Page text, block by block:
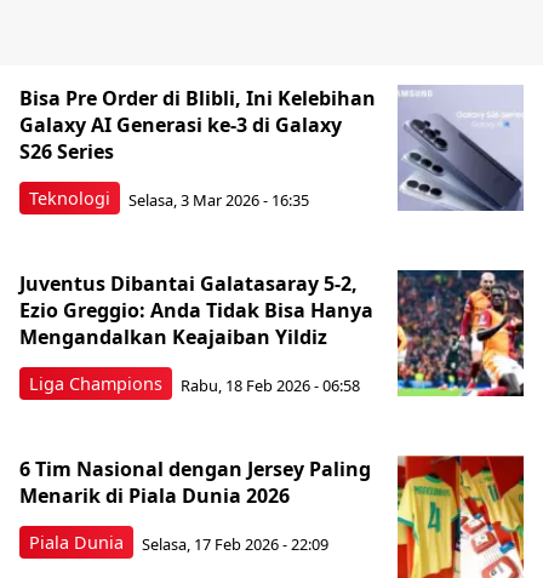
Teknologi
Bisa Pre Order di Blibli, Ini Kelebihan
Galaxy AI Generasi ke-3 di Galaxy
S26 Series
Selasa, 3 Mar 2026 - 16:35
Liga Champions
Juventus Dibantai Galatasaray 5-2,
Ezio Greggio: Anda Tidak Bisa Hanya
Mengandalkan Keajaiban Yildiz
Rabu, 18 Feb 2026 - 06:58
Piala Dunia
6 Tim Nasional dengan Jersey Paling
Menarik di Piala Dunia 2026
Selasa, 17 Feb 2026 - 22:09